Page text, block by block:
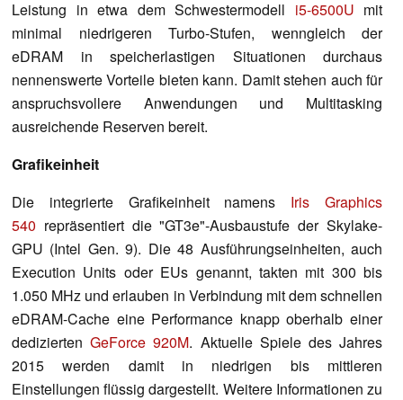
Leistung in etwa dem Schwestermodell i5-6500U mit
minimal niedrigeren Turbo-Stufen, wenngleich der
eDRAM in speicherlastigen Situationen durchaus
nennenswerte Vorteile bieten kann. Damit stehen auch für
anspruchsvollere Anwendungen und Multitasking
ausreichende Reserven bereit.
Grafikeinheit
Die integrierte Grafikeinheit namens Iris Graphics
540 repräsentiert die "GT3e"-Ausbaustufe der Skylake-
GPU (Intel Gen. 9). Die 48 Ausführungseinheiten, auch
Execution Units oder EUs genannt, takten mit 300 bis
1.050 MHz und erlauben in Verbindung mit dem schnellen
eDRAM-Cache eine Performance knapp oberhalb einer
dediziertenGeForce 920M. Aktuelle Spiele des Jahres
2015 werden damit in niedrigen bis mittleren
Einstellungen flüssig dargestellt. Weitere Informationen zu